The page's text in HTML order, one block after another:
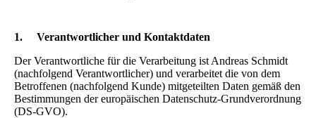
1. Verantwortlicher und Kontaktdaten
Der Verantwortliche für die Verarbeitung ist Andreas Schmidt
(nachfolgend Verantwortlicher) und verarbeitet die von dem
Betroffenen (nachfolgend Kunde) mitgeteilten Daten gemäß den
Bestimmungen der europäischen Datenschutz-Grundverordnung
(DS-GVO).